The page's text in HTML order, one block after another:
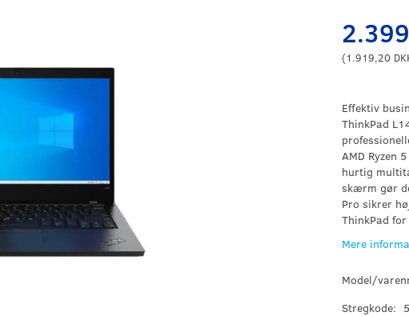
(1.919,20
Effektiv
ThinkPad
AMD Ryzen
hurtig
skærm gør
Pro sikrer
ThinkPad
Mere
Model/
Stregkode: